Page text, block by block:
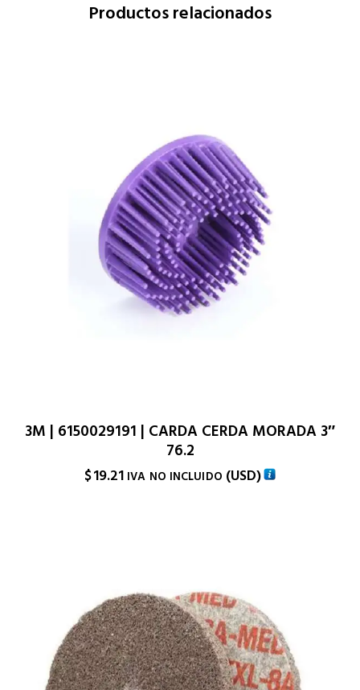
Productos relacionados
3M | 6150029191 | CARDA CERDA MORADA 3″
76.2
$19.21 IVA NO INCLUIDO (USD)